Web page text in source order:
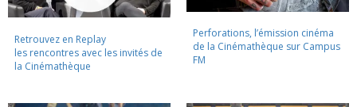
Retrouvez en Replay
les rencontres avec les invités de
la Cinémathèque
Perforations, l’émission cinéma
de la Cinémathèque sur Campus
FM